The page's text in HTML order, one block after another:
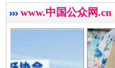
中国
世界屋脊 天
www.中国公众网.cn